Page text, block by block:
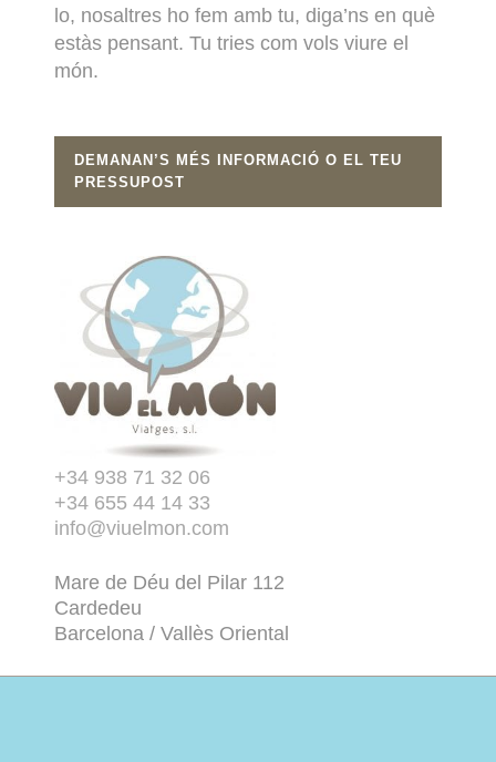
lo, nosaltres ho fem amb tu, diga’ns en què
estàs pensant. Tu tries com vols viure el
món.
DEMANAN’S MÉS INFORMACIÓ O EL TEU
PRESSUPOST
+34 938 71 32 06
+34 655 44 14 33
info@viuelmon.com
Mare de Déu del Pilar 112
Cardedeu
Barcelona / Vallès Oriental